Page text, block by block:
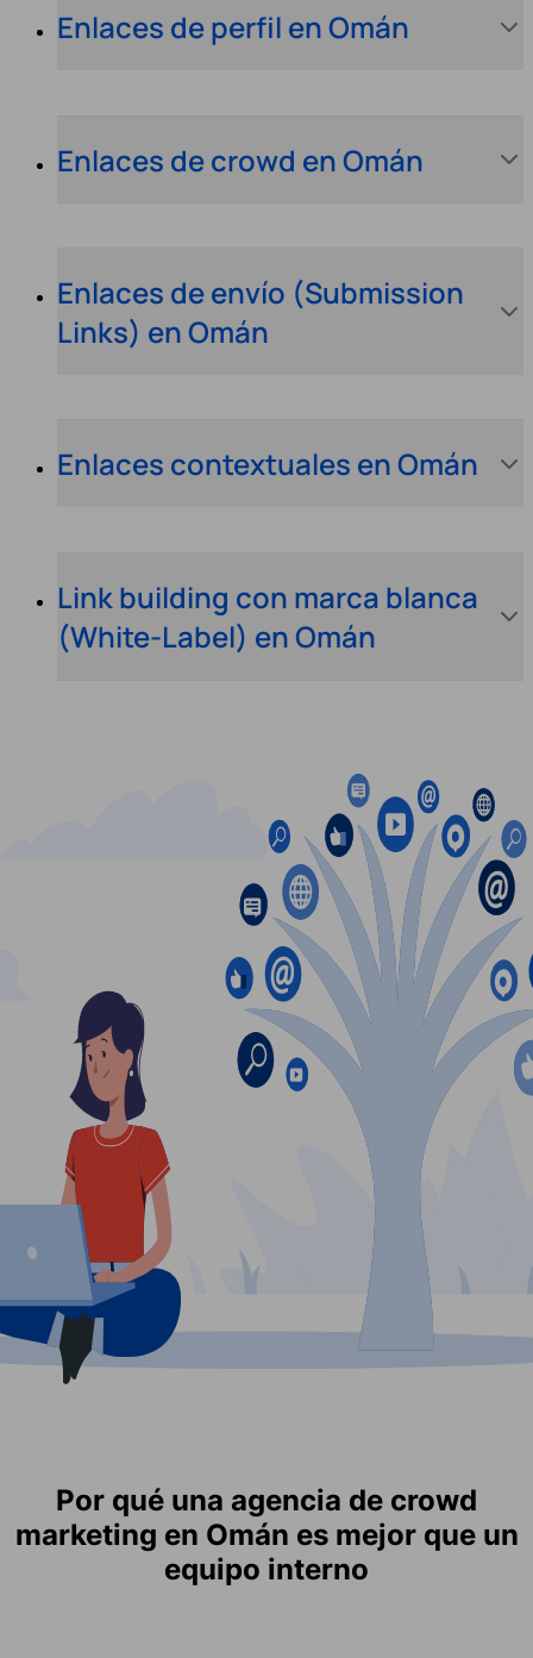
Enlaces de perfil en Omán
Enlaces de crowd en Omán
Enlaces de envío (Submission
Links) en Omán
Enlaces contextuales en Omán
Link building con marca blanca
(White-Label) en Omán
Por qué una agencia de crowd
marketing en Omán es mejor que un
equipo interno